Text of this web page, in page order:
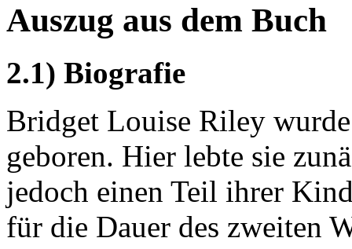
Auszug aus dem Buch
2.1) Biografie
Bridget Louise Riley
geboren. Hier lebte sie
jedoch einen Teil ihrer
für die Dauer des zweiten